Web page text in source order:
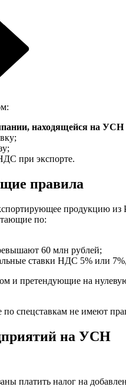
находящейся на УСН
при экспорте.
правила
продукцию из
по:
60 млн рублей;
ставки НДС 5% или 7%,
и претендующие на
спецставкам не имеют
на УСН
платить налог на